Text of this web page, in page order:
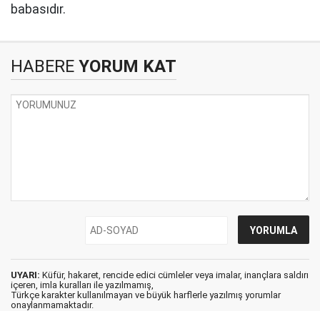
babasıdır.
HABERE YORUM KAT
UYARI: Küfür, hakaret, rencide edici cümleler veya imalar, inançlara saldırı
içeren, imla kuralları ile yazılmamış,
Türkçe karakter kullanılmayan ve büyük harflerle yazılmış yorumlar
onaylanmamaktadır.